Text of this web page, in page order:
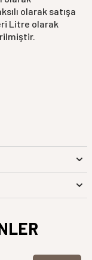
olarak satışa
Litre olarak